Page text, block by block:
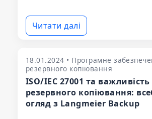
Читати далі
18.01.2024 • Програмне
резервного копіювання
ISO/IEC 27001 та важливість
резервного копіювання:
огляд з Langmeier Backup